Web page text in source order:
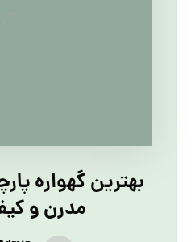
بهترین گهواره
مدرن و